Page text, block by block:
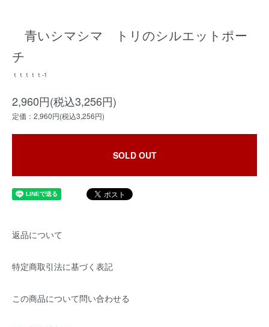
青いシマシマ トリのシルエットポー
チ
ｔｔｔｔｔ-1
2,960円(税込3,256円)
定価：2,960円(税込3,256円)
SOLD OUT
返品について
特定商取引法に基づく表記
この商品について問い合わせる